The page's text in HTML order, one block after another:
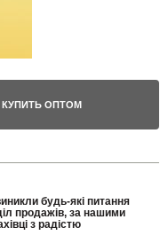
КУПИТЬ ОПТОМ
будь-які питання
продажів, за нашими
з радістю